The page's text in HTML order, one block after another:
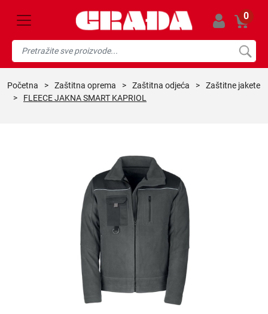
0
početna > zaštitna oprema > zaštitna odjeća >
zaštitne jakete
>
FLEECE JAKNA SMART KAPRIOL